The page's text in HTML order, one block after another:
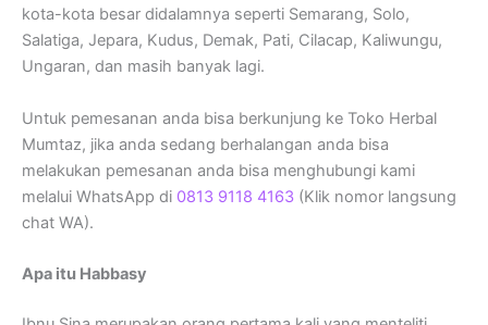
kota-kota besar didalamnya seperti Semarang, Solo,
Salatiga, Jepara, Kudus, Demak, Pati, Cilacap, Kaliwungu,
Ungaran, dan masih banyak lagi.
Untuk pemesanan anda bisa berkunjung ke Toko Herbal
Mumtaz, jika anda sedang berhalangan anda bisa
melakukan pemesanan anda bisa menghubungi kami
melalui WhatsApp di 0813 9118 4163 (Klik nomor langsung
chat WA).
Apa itu Habbasy